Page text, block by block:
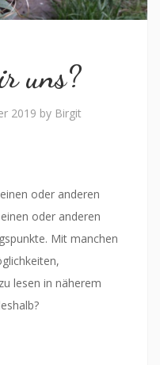
uns?
2019 by Birgit
oder anderen
oder anderen
Mit manchen
lesen in näherem